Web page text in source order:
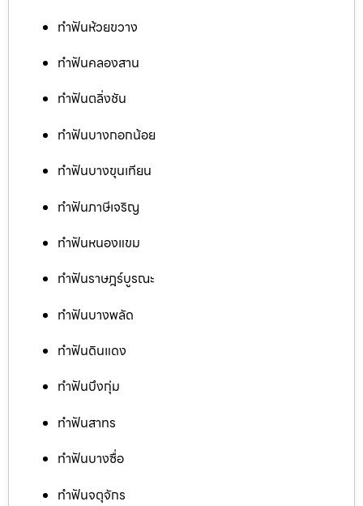
ทำฟันห้วยขวาง
ทำฟันคลองสาน
ทำฟันตลิ่งชัน
ทำฟันบางกอกน้อย
ทำฟันบางขุนเทียน
ทำฟันภาษีเจริญ
ทำฟันหนองแขม
ทำฟันราษฎร์บูรณะ
ทำฟันบางพลัด
ทำฟันดินแดง
ทำฟันบึงกุ่ม
ทำฟันสาทร
ทำฟันบางซื่อ
ทำฟันจตุจักร